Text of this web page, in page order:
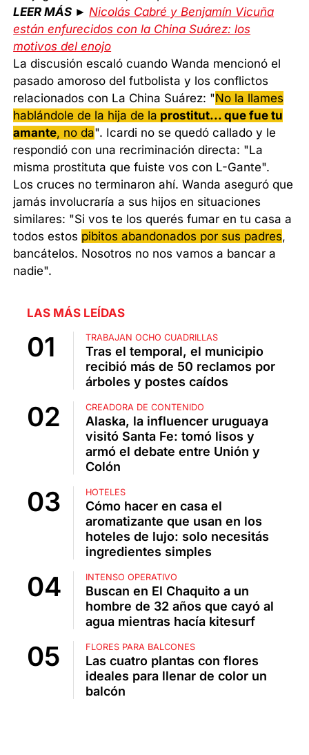
LEER MÁS ►Nicolás Cabré y Benjamín Vicuña
están enfurecidos con la China Suárez: los
motivos del enojo
La discusión escaló cuando Wanda mencionó el
pasado amoroso del futbolista y los conflictos
relacionados con La China Suárez: "No la llames
hablándole de la hija de la prostitut... que fue tu
amante, no da". Icardi no se quedó callado y le
respondió con una recriminación directa: "La
misma prostituta que fuiste vos con L-Gante".
Los cruces no terminaron ahí. Wanda aseguró que
jamás involucraría a sus hijos en situaciones
similares: "Si vos te los querés fumar en tu casa a
todos estos pibitos abandonados por sus padres,
bancátelos. Nosotros no nos vamos a bancar a
nadie".
LAS MÁS LEÍDAS
TRABAJAN OCHO CUADRILLAS
Tras el temporal, el municipio
recibió más de 50 reclamos por
árboles y postes caídos
CREADORA DE CONTENIDO
Alaska, la influencer uruguaya
visitó Santa Fe: tomó lisos y
armó el debate entre Unión y
Colón
HOTELES
Cómo hacer en casa el
aromatizante que usan en los
hoteles de lujo: solo necesitás
ingredientes simples
INTENSO OPERATIVO
Buscan en El Chaquito a un
hombre de 32 años que cayó al
agua mientras hacía kitesurf
FLORES PARA BALCONES
Las cuatro plantas con flores
ideales para llenar de color un
balcón